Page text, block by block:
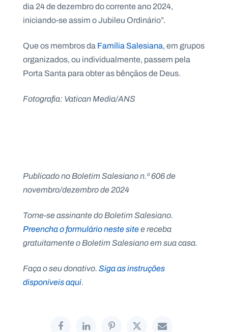
dia 24 de dezembro do corrente ano 2024,
iniciando-se assim o Jubileu Ordinário”.
Que os membros daFamília Salesiana, em grupos
organizados, ou individualmente, passem pela
Porta Santa para obter as bênçãos de Deus.
Fotografia: Vatican Media/ANS
Publicado no Boletim Salesiano n.º 606 de
novembro/dezembro de 2024
Torne-se assinante do Boletim Salesiano.
Preencha o formulário neste sitee receba
gratuitamente o Boletim Salesiano em sua casa.
Faça o seu donativo.Siga as instruções
disponíveis aqui.